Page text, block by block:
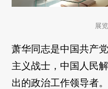
展
萧华同志是中国共产
主义战士，中国人民
出的政治工作领导者